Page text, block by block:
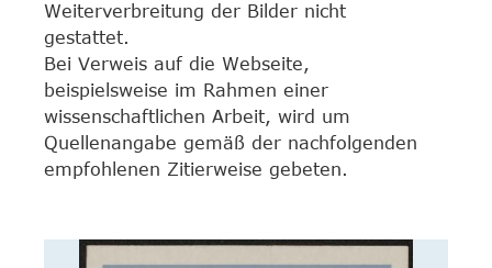
Weiterverbreitung der Bilder nicht
gestattet.
Bei Verweis auf die Webseite,
beispielsweise im Rahmen einer
wissenschaftlichen Arbeit, wird um
Quellenangabe gemäß der nachfolgenden
empfohlenen Zitierweise gebeten.